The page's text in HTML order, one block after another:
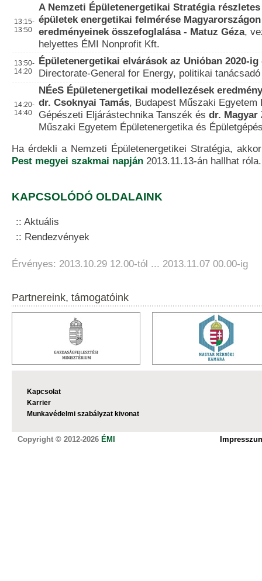
13:15-
13:50
A Nemzeti Épületenergetikai Stratégia
épületek energetikai felmérése
eredményeinek összefoglalása - Matuz Géza,
helyettes ÉMI Nonprofit Kft.
13:50-
14:20
Épületenergetikai elvárások az Unióban 2020-
Directorate-General for Energy, politikai tanácsadó
14:20-
14:40
NÉeS Épületenergetikai modellezések
dr. Csoknyai Tamás, Budapest Műszaki Egyetem
Gépészeti Eljárástechnika Tanszék és dr. Magyar
Műszaki Egyetem Épületenergetika és
Ha érdekli a Nemzeti Épületenergetikei Stratégia,
Pest megyei szakmai napján 2013.11.13-án hallhat róla.
KAPCSOLÓDÓ OLDALAINK
Aktuális
Rendezvények
Érvényes: 2013.10.29 12.00-tól ... 2013.11.07 00.00-ig
Partnereink, támogatóink
Kapcsolat
Karrier
Munkavédelmi szabályzat kivonat
Copyright © 2012-2026 ÉMI